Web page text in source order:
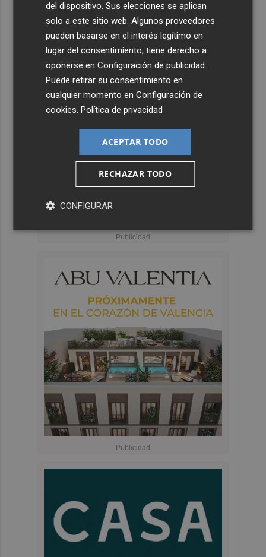
del dispositivo. Sus elecciones se aplican
solo a este sitio web. Algunos proveedores
pueden basarse en el interés legítimo en
lugar del consentimiento; tiene derecho a
oponerse enConfiguración de publicidad.
Puede retirar su consentimiento en
cualquier momento enConfiguración de
cookies.Política de privacidad
ACEPTAR TODO
RECHAZAR TODO
CONFIGURAR